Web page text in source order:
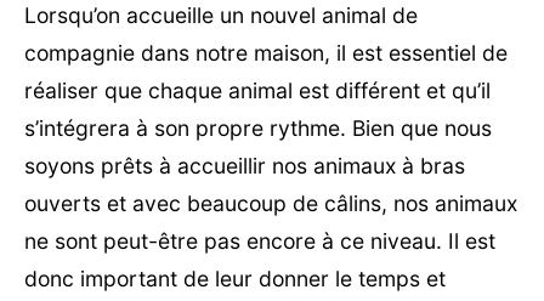
Lorsqu’on accueille un nouvel animal de
compagnie dans notre maison, il est essentiel de
réaliser que chaque animal est différent et qu’il
s’intégrera à son propre rythme. Bien que nous
soyons prêts à accueillir nos animaux à bras
ouverts et avec beaucoup de câlins, nos animaux
ne sont peut-être pas encore à ce niveau. Il est
donc important de leur donner le temps et